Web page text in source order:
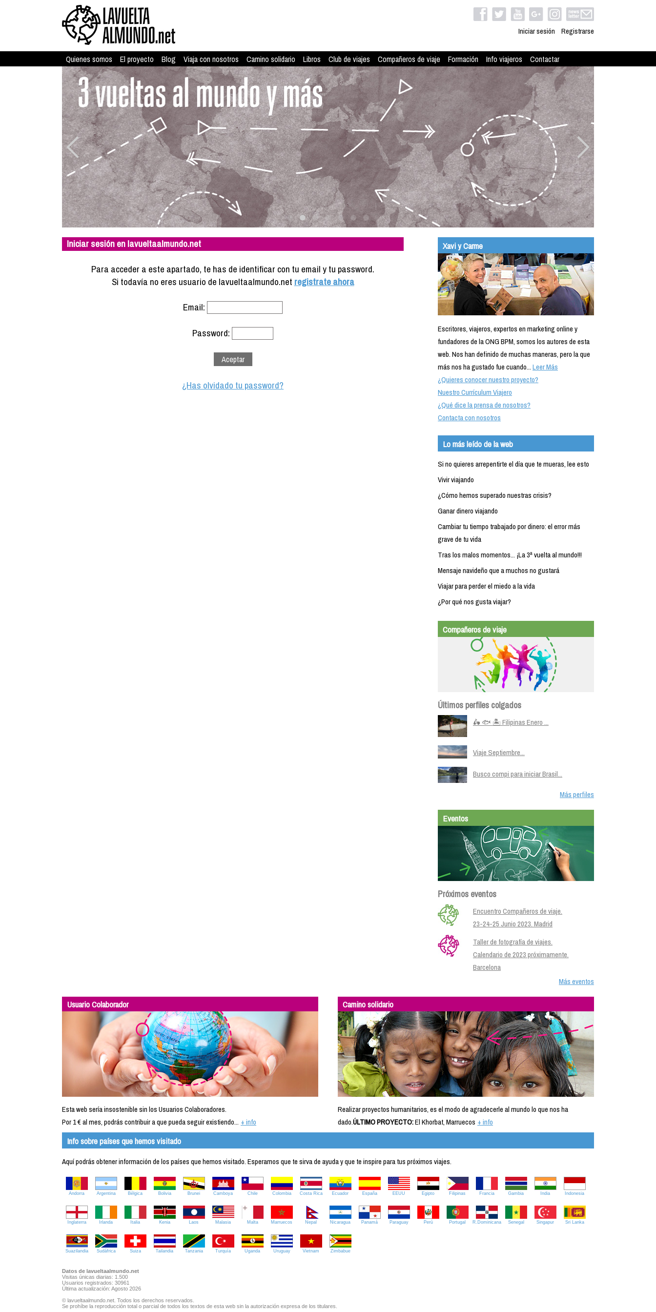
Iniciar sesión Registrarse
Quienes somos El proyecto Blog Viaja con nosotros Camino solidario Libros Club de viajes Compañeros de viaje Formación Info viajeros Contactar
Iniciar sesión en lavueltaalmundo.net
Para acceder a este apartado, te has de identificar con tu email y tu password.
Si todavía no eres usuario de lavueltaalmundo.net registrate ahora
Email:
Password:
¿Has olvidado tu password?
Xavi y Carme
Escritores, viajeros, expertos en marketing online y
fundadores de la ONG BPM, somos los autores de esta
web. Nos han definido de muchas maneras, pero la que
más nos ha gustado fue cuando...Leer Más
¿Quieres conocer nuestro proyecto?
Nuestro Currículum Viajero
¿Qué dice la prensa de nosotros?
Contacta con nosotros
Lo más leído de la web
Si no quieres arrepentirte el día que te mueras, lee esto
Vivir viajando
¿Cómo hemos superado nuestras crisis?
Ganar dinero viajando
Cambiar tu tiempo trabajado por dinero: el error más
grave de tu vida
Tras los malos momentos... ¡La 3ª vuelta al mundo!!!
Mensaje navideño que a muchos no gustará
Viajar para perder el miedo a la vida
¿Por qué nos gusta viajar?
Compañeros de viaje
Últimos perfiles colgados
🛵 🐟 🏝️ Filipinas Enero ...
Viaje Septiembre...
Busco compi para iniciar Brasil...
Más perfiles
Eventos
Próximos eventos
Encuentro Compañeros de viaje.
23-24-25 Junio 2023. Madrid
Taller de fotografía de viajes.
Calendario de 2023 próximamente.
Barcelona
Más eventos
Usuario Colaborador
Esta web sería insostenible sin los Usuarios Colaboradores.
Por 1 € al mes, podrás contribuir a que pueda seguir existiendo... + info
Camino solidario
Realizar proyectos humanitarios, es el modo de agradecerle al mundo lo que nos ha
dado.ÚLTIMO PROYECTO:El Khorbat, Marruecos + info
Info sobre países que hemos visitado
Aquí podrás obtener información de los países que hemos visitado. Esperamos que te sirva de ayuda y que te inspire para tus próximos viajes.
Andorra Argentina Bélgica Bolivia Brunei Camboya Chile Colombia Costa Rica Ecuador España EEUU Egipto Filipinas Francia Gambia India Indonesia
Inglaterra Irlanda Italia Kenia Laos Malasia Malta Marruecos Nepal Nicaragua Panamá Paraguay Perú Portugal R.Dominicana Senegal Singapur Sri Lanka
Suazilandia Sudáfrica Suiza Tailandia Tanzania Turquía Uganda Uruguay Vietnam Zimbabue
Datos de lavueltaalmundo.net
Visitas únicas diarias: 1.500
Usuarios registrados: 30961
Última actualización: Agosto 2026
© lavueltaalmundo.net. Todos los derechos reservados.
Se prohíbe la reproducción total o parcial de todos los textos de esta web sin la autorización expresa de los titulares.